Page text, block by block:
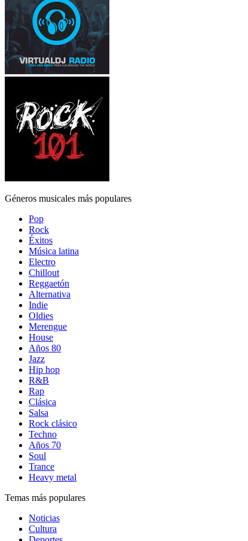
Géneros musicales más populares
Pop
Rock
Éxitos
Música latina
Electro
Chillout
Reggaetón
Alternativa
Indie
Oldies
Merengue
House
Años 80
Jazz
Hip hop
R&B
Rap
Clásica
Salsa
Rock clásico
Techno
Años 70
Soul
Trance
Heavy metal
Temas más populares
Noticias
Cultura